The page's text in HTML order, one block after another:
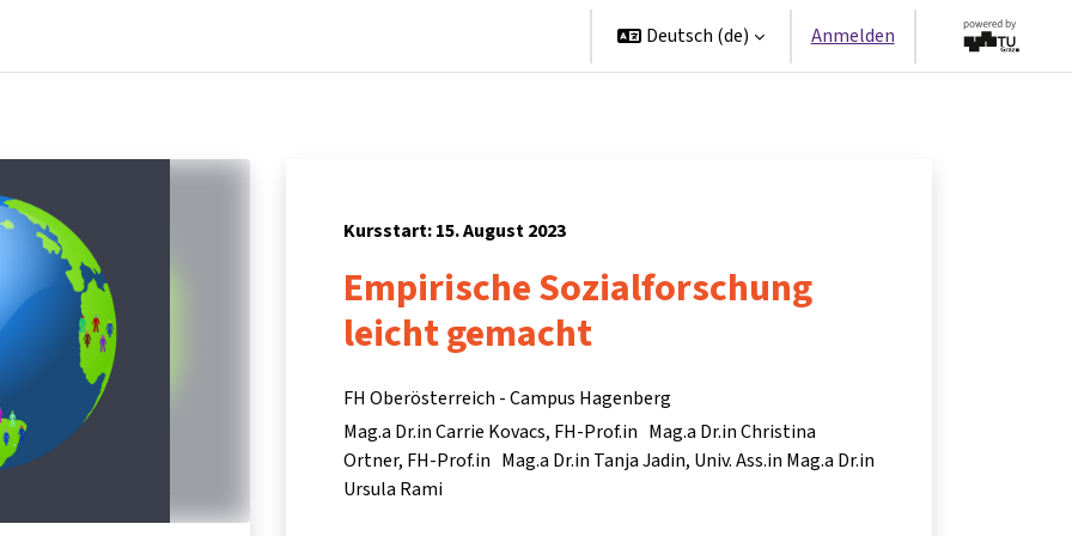
Deutsch ‎(de)‎ Anmelden
Kursstart: 15. August 2023
Empirische Sozialforschung
leicht gemacht
FH Oberösterreich - Campus Hagenberg
Mag.a Dr.in Carrie Kovacs FH-Prof.in Mag.a Dr.in Christina
Ortner FH-Prof.in Mag.a Dr.in Tanja Jadin Univ. Ass.in Mag.a Dr.in
Ursula Rami